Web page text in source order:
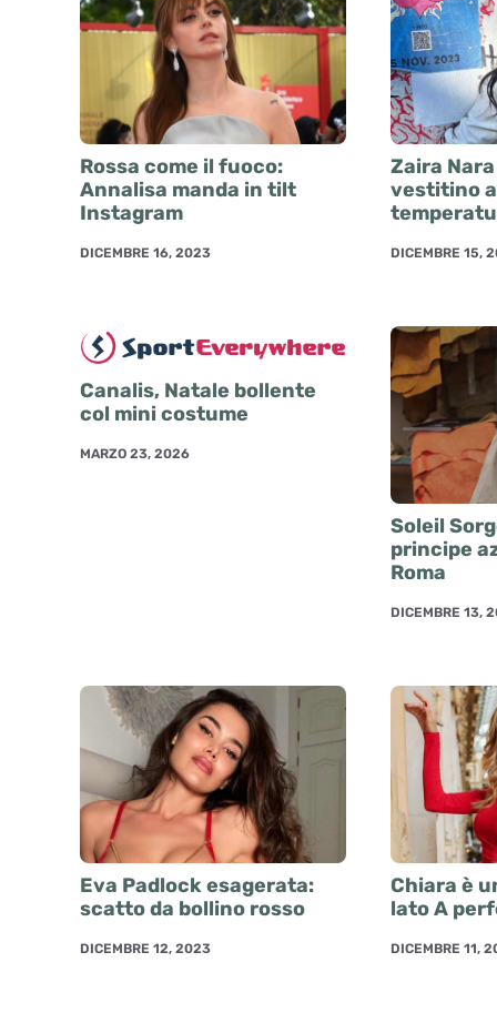
Rossa come il fuoco:
Annalisa manda in tilt
Instagram
DICEMBRE 16, 2023
Zaira
vestitino
DICEMBRE 15,
Canalis, Natale bollente
col mini costume
MARZO 23, 2026
Soleil
principe
Roma
DICEMBRE 13,
Eva Padlock esagerata:
scatto da bollino rosso
DICEMBRE 12, 2023
Chiara è
lato A
DICEMBRE 11,